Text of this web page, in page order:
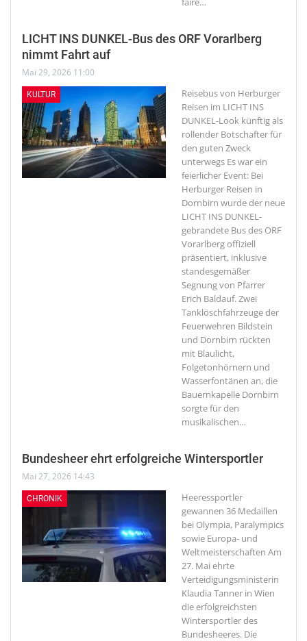
LICHT INS DUNKEL-Bus des ORF Vorarlberg
nimmt Fahrt auf
Mai 29, 2026 11:00
KULTUR
Reisebus von Herburger
Reisen im LICHT INS
DUNKEL-Look künftig als
rollender Botschafter für
den guten Zweck
unterwegs Es war ein
feierlicher Event: Bei
Herburger Reisen in
Dornbirn wurde der neue
LICHT INS DUNKEL-
gebrandete Bus des ORF
Vorarlberg offiziell
präsentiert, inklusive
standesgemäßer
Segnung von Pfarrer
Erich Baldauf. Zwei
Tanklöschfahrzeuge der
Feuerwehren Bildstein
und Dornbirn rückten
mit Blaulicht,
Folgetonhörnern und
Wasserfontänen an, die
Bauernkapelle Dornbirn
sorgte für den
musikalischen…
Bundesheer ehrt erfolgreiche Wintersportler
Mai 27, 2026 14:43
CHRONIK
Heeressportler
gewannen 36 Medaillen
bei Olympia, Paralympics
sowie Europa- und
Weltmeisterschaften Am
27. Mai ehrte
Verteidigungsministerin
Klaudia Tanner in Wien
die erfolgreichsten
Wintersportler des
Bundesheeres. Die